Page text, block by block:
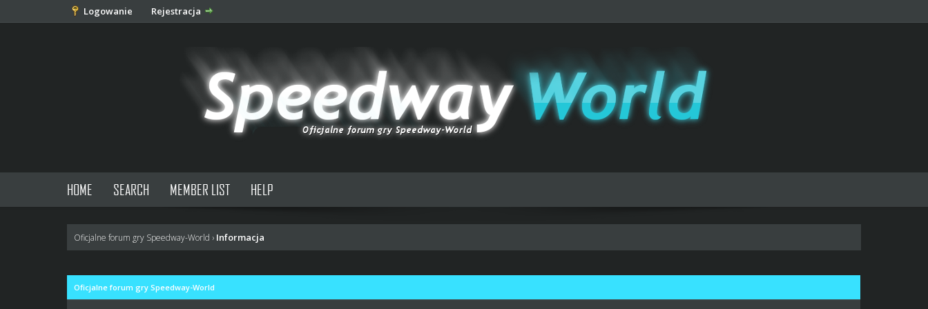
Logowanie Rejestracja
HOME SEARCH MEMBER LIST HELP
Oficjalne forum gry Speedway-World › Informacja
Oficjalne forum gry Speedway-World